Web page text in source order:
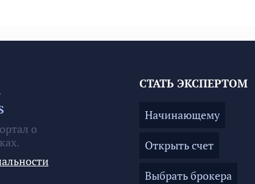
о
СТАТЬ ЭКСПЕРТОМ
Начинающему
Открыть счет
Выбрать брокера